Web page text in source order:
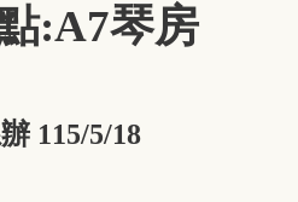
:A7琴房
115/5/18